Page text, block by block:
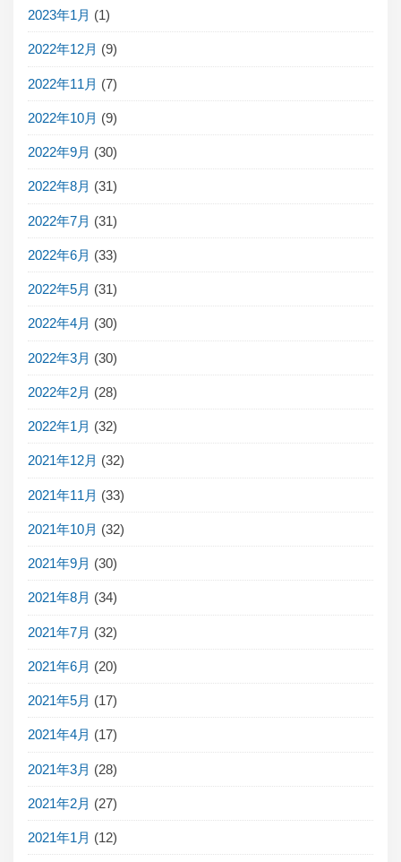
2023年1月 (1)
2022年12月 (9)
2022年11月 (7)
2022年10月 (9)
2022年9月 (30)
2022年8月 (31)
2022年7月 (31)
2022年6月 (33)
2022年5月 (31)
2022年4月 (30)
2022年3月 (30)
2022年2月 (28)
2022年1月 (32)
2021年12月 (32)
2021年11月 (33)
2021年10月 (32)
2021年9月 (30)
2021年8月 (34)
2021年7月 (32)
2021年6月 (20)
2021年5月 (17)
2021年4月 (17)
2021年3月 (28)
2021年2月 (27)
2021年1月 (12)